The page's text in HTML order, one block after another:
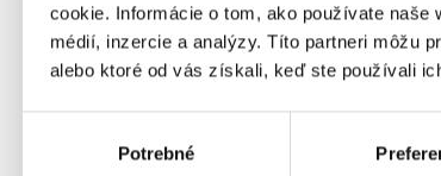
cookie. Informácie o tom, ako používate
médií, inzercie a analýzy. Títo partneri môžu
alebo ktoré od vás získali, keď ste používali
Potrebné